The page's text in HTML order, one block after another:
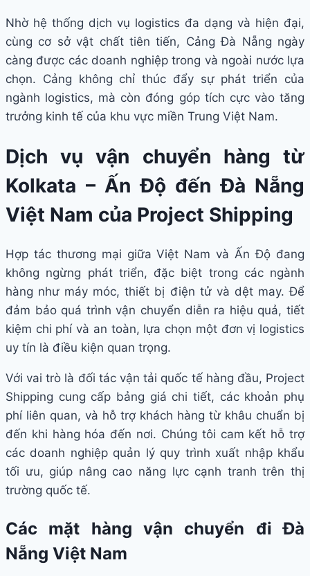
Nhờ hệ thống dịch vụ logistics đa dạng và hiện đại,
cùng cơ sở vật chất tiên tiến, Cảng Đà Nẵng ngày
càng được các doanh nghiệp trong và ngoài nước lựa
chọn. Cảng không chỉ thúc đẩy sự phát triển của
ngành logistics, mà còn đóng góp tích cực vào tăng
trưởng kinh tế của khu vực miền Trung Việt Nam.
Dịch vụ vận chuyển hàng từ
Kolkata – Ấn Độ đến Đà Nẵng
Việt Nam của Project Shipping
Hợp tác thương mại giữa Việt Nam và Ấn Độ đang
không ngừng phát triển, đặc biệt trong các ngành
hàng như máy móc, thiết bị điện tử và dệt may. Để
đảm bảo quá trình vận chuyển diễn ra hiệu quả, tiết
kiệm chi phí và an toàn, lựa chọn một đơn vị logistics
uy tín là điều kiện quan trọng.
Với vai trò là đối tác vận tải quốc tế hàng đầu, Project
Shipping cung cấp bảng giá chi tiết, các khoản phụ
phí liên quan, và hỗ trợ khách hàng từ khâu chuẩn bị
đến khi hàng hóa đến nơi. Chúng tôi cam kết hỗ trợ
các doanh nghiệp quản lý quy trình xuất nhập khẩu
tối ưu, giúp nâng cao năng lực cạnh tranh trên thị
trường quốc tế.
Các mặt hàng vận chuyển đi Đà
Nẵng Việt Nam